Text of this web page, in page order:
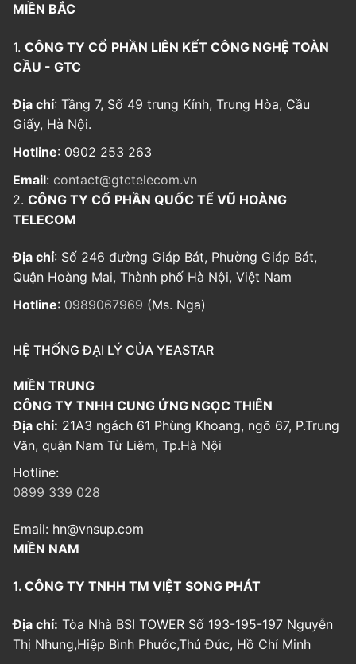
MIỀN BẮC
1. CÔNG TY CỔ PHẦN LIÊN KẾT CÔNG NGHỆ TOÀN
CẦU - GTC
Địa chỉ: Tầng 7, Số 49 trung Kính, Trung Hòa, Cầu
Giấy, Hà Nội.
Hotline: 0902 253 263
Email: contact@gtctelecom.vn
2. CÔNG TY CỔ PHẦN QUỐC TẾ VŨ HOÀNG
TELECOM
Địa chỉ: Số 246 đường Giáp Bát, Phường Giáp Bát,
Quận Hoàng Mai, Thành phố Hà Nội, Việt Nam
Hotline: 0989067969 (Ms. Nga)
HỆ THỐNG ĐẠI LÝ CỦA YEASTAR
MIỀN TRUNG
CÔNG TY TNHH CUNG ỨNG NGỌC THIÊN
Địa chỉ: 21A3 ngách 61 Phùng Khoang, ngõ 67, P.Trung
Văn, quận Nam Từ Liêm, Tp.Hà Nội
Hotline:
0899 339 028
Email: hn@vnsup.com
MIỀN NAM
1. CÔNG TY TNHH TM VIỆT SONG PHÁT
Địa chỉ: Tòa Nhà BSI TOWER Số 193-195-197 Nguyễn
Thị Nhung,Hiệp Bình Phước,Thủ Đức, Hồ Chí Minh